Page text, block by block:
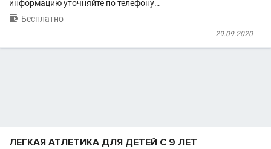
информацию уточняйте по телефону…
 Бесплатно
29.09.2020
ЛЕГКАЯ АТЛЕТИКА ДЛЯ ДЕТЕЙ С 9 ЛЕТ